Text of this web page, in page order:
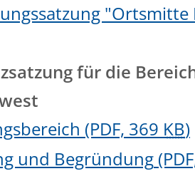
"Ortsmitte
für die
(PDF, 369 KB)
und Begründung